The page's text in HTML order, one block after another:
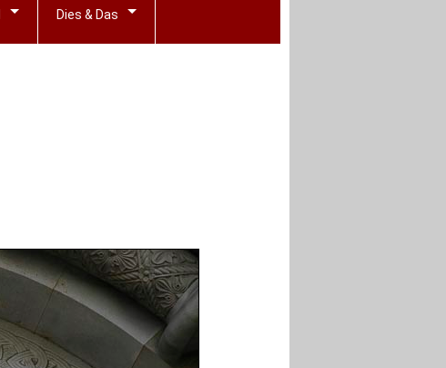
Dies & Das